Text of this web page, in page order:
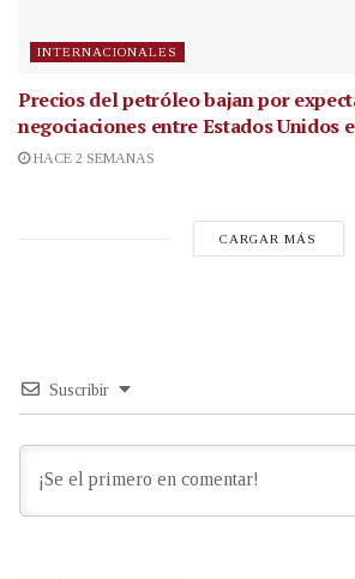
INTERNACIONALES
Precios del petróleo bajan por
negociaciones entre Estados Unidos
HACE 2 SEMANAS
CARGAR MÁS
Suscribir